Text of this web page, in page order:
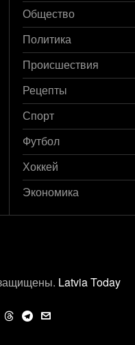
Общество
Политика
Происшествия
Рецепты
Спорт
Футбол
Хоккей
Экономика
Latvia Today